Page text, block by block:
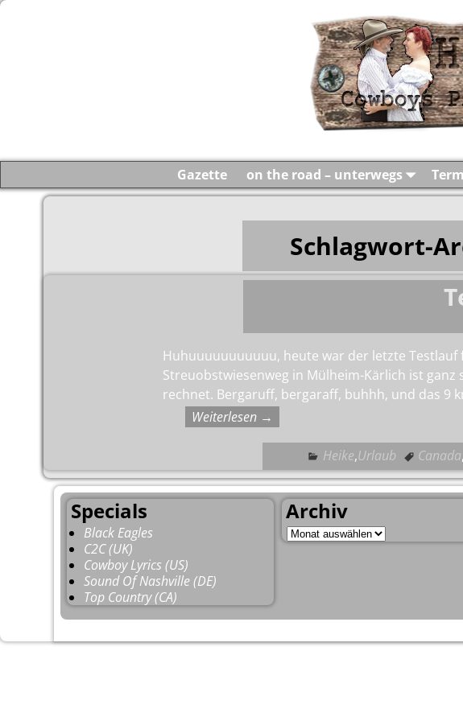
Gazette on the road – unterwegs
Schlagwort-
Huhuuuuuuuuuuu, heute war der letzte
Streuobstwiesenweg in Mülheim-Kärlich ist
rechnet. Bergaruff, bergaraff, buhhh, und das 9
Weiterlesen →
Heike,Urlaub Canada,
Specials
Black Eagles
C2C (UK)
Cowboy Lyrics (US)
Sound Of Nashville (DE)
Top Country (CA)
Archiv